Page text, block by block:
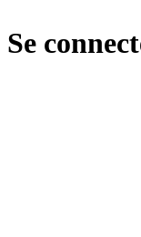
Se